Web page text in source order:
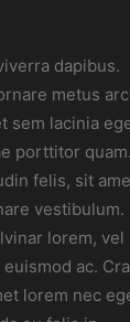
dapibus.
metus
sem lacinia
porttitor
felis, sit
vestibulum.
lorem, vel
ac.
lorem nec